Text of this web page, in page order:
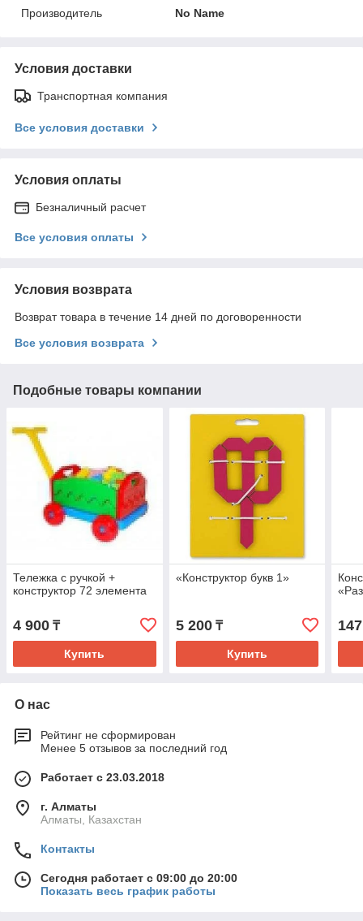
Производитель
No Name
Условия доставки
Транспортная компания
Все условия доставки
Условия оплаты
Безналичный расчет
Все условия оплаты
Условия возврата
Возврат товара в течение 14 дней по договоренности
Все условия возврата
Подобные товары компании
Тележка с ручкой +
конструктор 72 элемента
4 900 ₸
Купить
«Конструктор букв 1»
5 200₸
Купить
О нас
Рейтинг не сформирован
Менее 5 отзывов за последний год
Работает с 23.03.2018
г. Алматы
Алматы, Казахстан
Контакты
Сегодня работает с 09:00 до 20:00
Показать весь график работы